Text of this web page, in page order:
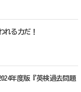
れる力だ！
年度版『英検過去問題